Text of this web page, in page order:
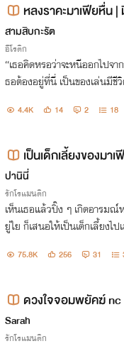
หลงราคะมาเฟียหื่น
สามสิบกะรัต
อีโรติก
“เธอคิดหรอว่าจะหนีออกไปจา
ธอต้องอยู่ที่นี่ เป็นของเล่นมีชี
เจ้าของชีวิตเธอ”
4.4K 14 2 18
เป็นเด็กเลี้ยงของมา
ปานินี่
รักโรแมนติก
เห็นเธอแล้วปิ๊ง ๆ เกิดอารมณ์
ยู่ใย ก็เสนอให้เป็นเด็กเลี้ยงไป
75.8K 256 31
Sarah
รักโรแมนติก